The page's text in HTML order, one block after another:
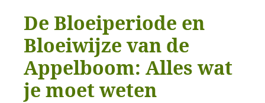
De Bloeiperiode en
Bloeiwijze van de
Appelboom: Alles wat
je moet weten